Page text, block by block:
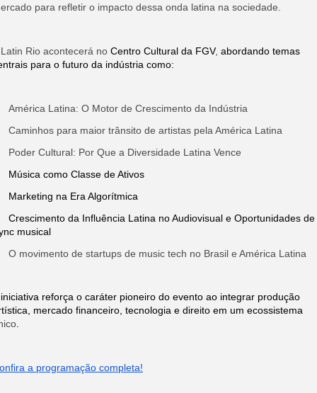
para refletir o impacto dessa onda latina na sociedade.
Rio acontecerá no Centro Cultural da FGV, abordando temas
para o futuro da indústria como:
América Latina: O Motor de Crescimento da Indústria
Caminhos para maior trânsito de artistas pela América Latina
Poder Cultural: Por Que a Diversidade Latina Vence
Música como Classe de Ativos
Marketing na Era Algorítmica
Crescimento da Influência Latina no Audiovisual e Oportunidades de
musical
O movimento de startups de music tech no Brasil e América Latina
reforça o caráter pioneiro do evento ao integrar produção
mercado financeiro, tecnologia e direito em um ecossistema
a programação completa!